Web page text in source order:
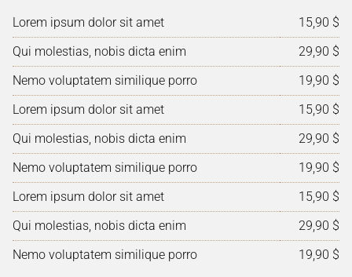
Lorem ipsum dolor sit amet
15,90 $
Qui molestias, nobis dicta enim
29,90 $
Nemo voluptatem similique porro
19,90 $
Lorem ipsum dolor sit amet
15,90 $
Qui molestias, nobis dicta enim
29,90 $
Nemo voluptatem similique porro
19,90 $
Lorem ipsum dolor sit amet
15,90 $
Qui molestias, nobis dicta enim
29,90 $
Nemo voluptatem similique porro
19,90 $